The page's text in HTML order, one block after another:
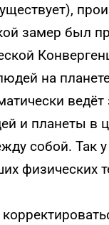
замер был
на
и планеты в
собой. Так
физических